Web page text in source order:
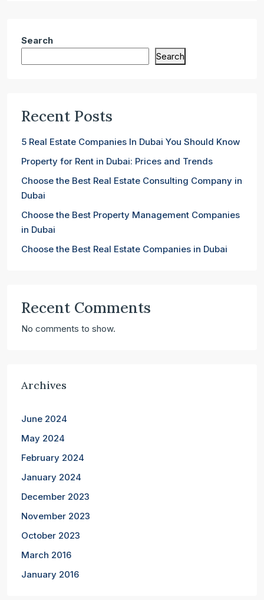
Search
Search
Recent Posts
5 Real Estate Companies In Dubai You Should Know
Property for Rent in Dubai: Prices and Trends
Choose the Best Real Estate Consulting Company in
Dubai
Choose the Best Property Management Companies
in Dubai
Choose the Best Real Estate Companies in Dubai
Recent Comments
No comments to show.
Archives
June 2024
May 2024
February 2024
January 2024
December 2023
November 2023
October 2023
March 2016
January 2016